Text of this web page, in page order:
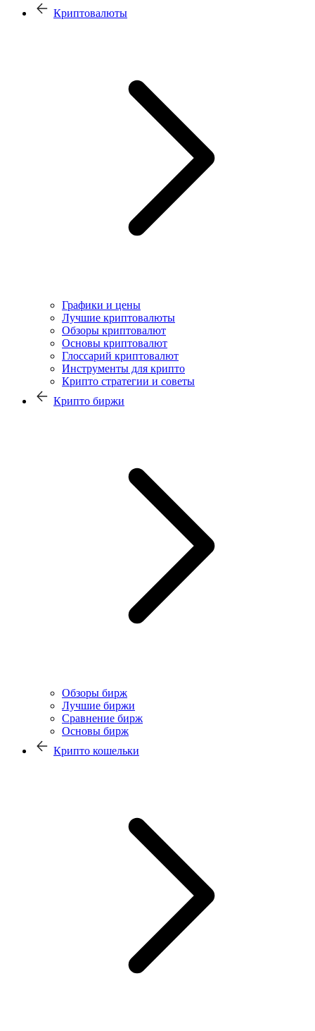
Криптовалюты
Графики и цены
Лучшие криптовалюты
Обзоры криптовалют
Основы криптовалют
Глоссарий криптовалют
Инструменты для крипто
Крипто стратегии и советы
Крипто биржи
Обзоры бирж
Лучшие биржи
Сравнение бирж
Основы бирж
Крипто кошельки